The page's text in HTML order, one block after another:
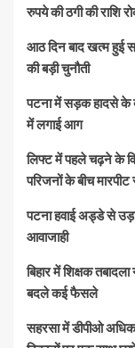
रुपये की ठगी की राशि
आठ दिन बाद खत्म हुई
की बड़ी चुनौती
पटना में सड़क हादसे के
में लगाई आग
लिफ्ट में पहले चढ़ने के
परिजनों के बीच
पटना हवाई अड्डे से
आवाजाही
बिहार में शिक्षक
बदले कई फैसले
सहरसा में डीपीओ